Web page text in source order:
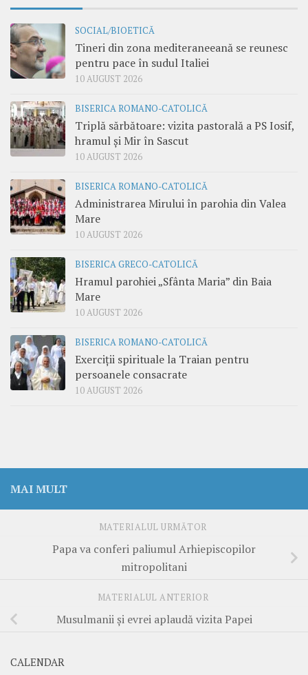
SOCIAL/BIOETICĂ
Tineri din zona mediteraneeană se reunesc
pentru pace în sudul Italiei
10 AUGUST 2026
BISERICA ROMANO-CATOLICĂ
Triplă sărbătoare: vizita pastorală a PS Iosif,
hramul și Mir în Sascut
10 AUGUST 2026
BISERICA ROMANO-CATOLICĂ
Administrarea Mirului în parohia din Valea
Mare
10 AUGUST 2026
BISERICA GRECO-CATOLICĂ
Hramul parohiei „Sfânta Maria” din Baia
Mare
10 AUGUST 2026
BISERICA ROMANO-CATOLICĂ
Exerciții spirituale la Traian pentru
persoanele consacrate
10 AUGUST 2026
MAI MULT
MATERIALUL URMĂTOR
Papa va conferi paliumul Arhiepiscopilor
mitropolitani
MATERIALUL ANTERIOR
Musulmanii şi evrei aplaudă vizita Papei
CALENDAR